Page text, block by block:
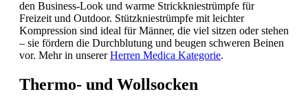
den Business-Look und warme Strickkniestrümpfe für
Freizeit und Outdoor. Stützkniestrümpfe mit leichter
Kompression sind ideal für Männer, die viel sitzen oder stehen
– sie fördern die Durchblutung und beugen schweren Beinen
vor. Mehr in unsererHerren Medica Kategorie.
Thermo- und Wollsocken